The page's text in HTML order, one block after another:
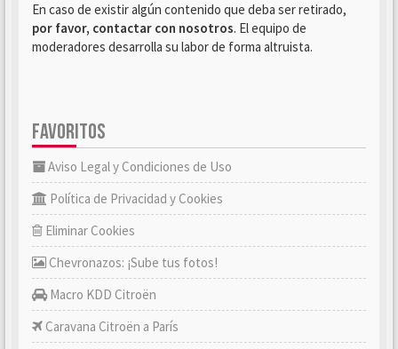
En caso de existir algún contenido que deba ser retirado,
por favor, contactar con nosotros. El equipo de
moderadores desarrolla su labor de forma altruista.
FAVORITOS
Aviso Legal y Condiciones de Uso
Política de Privacidad y Cookies
Eliminar Cookies
Chevronazos: ¡Sube tus fotos!
Macro KDD Citroën
Caravana Citroën a París